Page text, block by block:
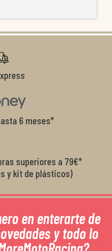
6 meses*
superiores a 79€*
y kit de plásticos)
en enterarte de
y todo lo